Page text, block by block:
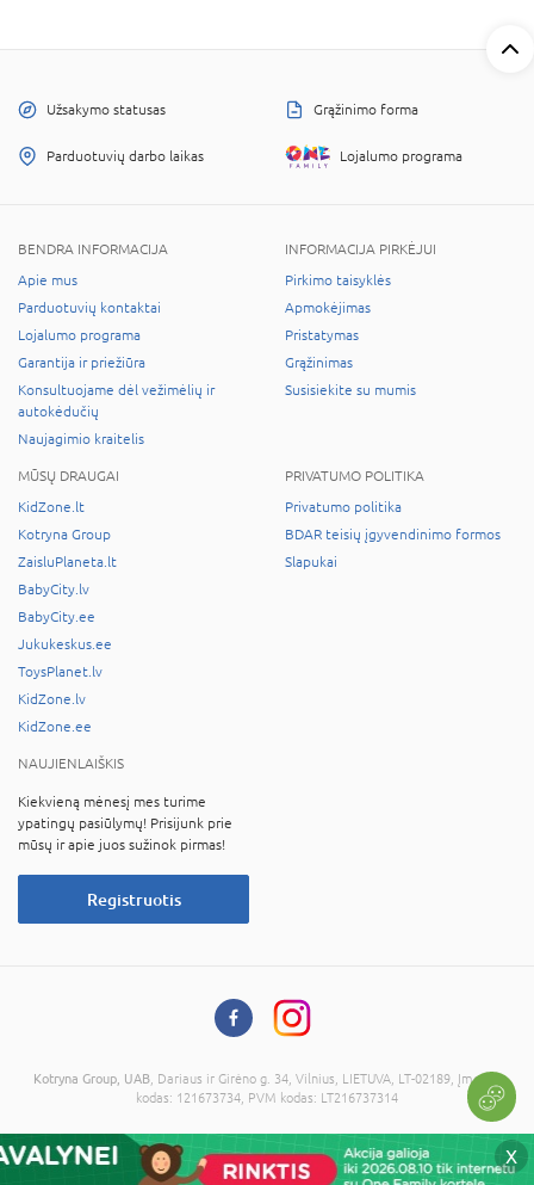
X
Užsakymo statusas Grąžinimo forma
Parduotuvių darbo laikas Lojalumo programa
BENDRA INFORMACIJA
Apie mus
Parduotuvių kontaktai
Lojalumo programa
Garantija ir priežiūra
Konsultuojame dėl vežimėlių ir
autokėdučių
Naujagimio kraitelis
INFORMACIJA PIRKĖJUI
Pirkimo taisyklės
Apmokėjimas
Pristatymas
Grąžinimas
Susisiekite su mumis
MŪSŲ DRAUGAI
KidZone.lt
Kotryna Group
ZaisluPlaneta.lt
BabyCity.lv
BabyCity.ee
Jukukeskus.ee
ToysPlanet.lv
KidZone.lv
KidZone.ee
PRIVATUMO POLITIKA
Privatumo politika
BDAR teisių įgyvendinimo formos
Slapukai
NAUJIENLAIŠKIS
Kiekvieną mėnesį mes turime
ypatingų pasiūlymų! Prisijunk prie
mūsų ir apie juos sužinok pirmas!
Registruotis
Kotryna Group, UAB , Dariaus ir Girėno g. 34, Vilnius, LIETUVA, LT-02189, Įmonės
kodas: 121673734, PVM kodas: LT216737314
© 2026 Visos teisės saugomos. Kopijuoti informaciją be administracijos sutikimo
draudžiama